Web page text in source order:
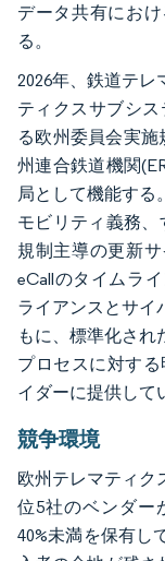
データ共有にお
る。
2026年、鉄道テ
ティクスサブシ
る欧州委員会実施
州連合鉄道機関
局として機能する
モビリティ義務
規制主導の更新
eCallのタイムラ
ライアンスとサイ
もに、標準化され
プロセスに対す
イダーに提供して
競争環境
欧州テレマティク
位5社のベンダー
40%未満を保有し